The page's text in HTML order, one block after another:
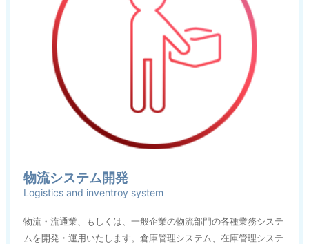
物流システム開発
Logistics and inventroy system
物流・流通業、もしくは、一般企業の物流部門の各種業務システ
ムを開発・運用いたします。倉庫管理システム、在庫管理システ